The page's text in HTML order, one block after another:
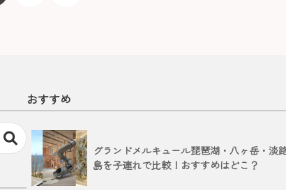
おすすめ
グランドメルキュール琵琶湖・八ヶ岳・淡
島を子連れで比較！おすすめはどこ？